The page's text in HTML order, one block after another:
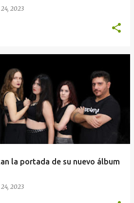
2023
la portada de su nuevo álbum
2023